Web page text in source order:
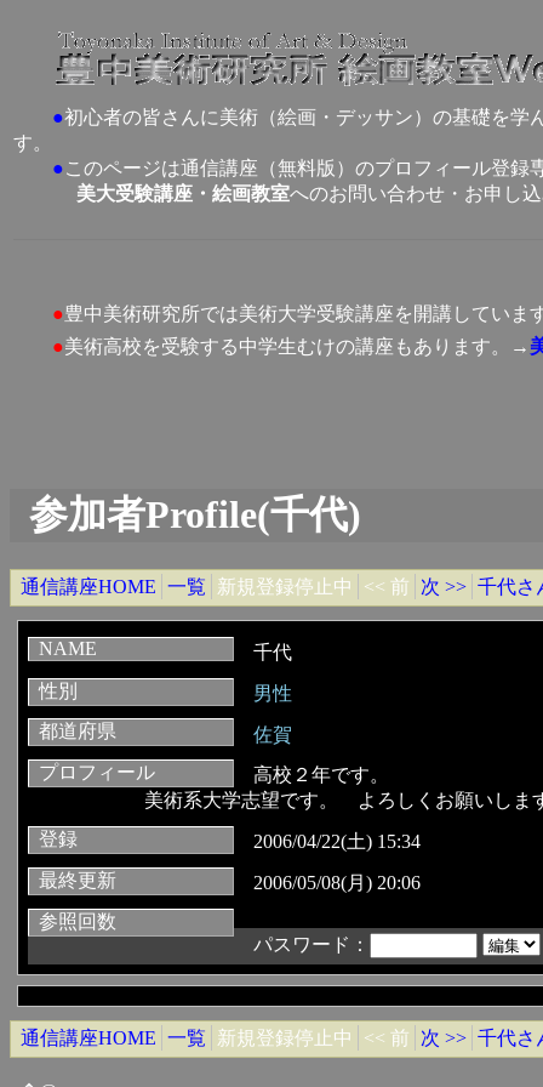
●初心者の皆さんに美術（絵画・デッサン）の基礎を
す。
●このページは通信講座（無料版）のプロフィール登録
美大受験講座・絵画教室へのお問い合わせ・お申し
●豊中美術研究所では美術大学受験講座を開講していま
●美術高校を受験する中学生むけの講座もあります。→
参加者Profile(千代)
通信講座HOME 一覧 新規登録停止中 << 前 次 >> 千代さ
NAME
千代
性別
男性
都道府県
佐賀
プロフィール
高校２年です。
美術系大学志望です。 よろしくお願いしま
登録
2006/04/22(土) 15:34
最終更新
2006/05/08(月) 20:06
参照回数
パスワード：
通信講座HOME 一覧 新規登録停止中 << 前 次 >> 千代さ